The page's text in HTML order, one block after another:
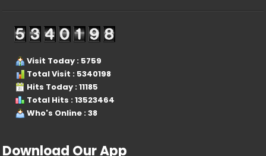
Visit Today : 5759
Total Visit : 5340198
Hits Today : 11185
Total Hits : 13523464
Who's Online : 38
Download Our App